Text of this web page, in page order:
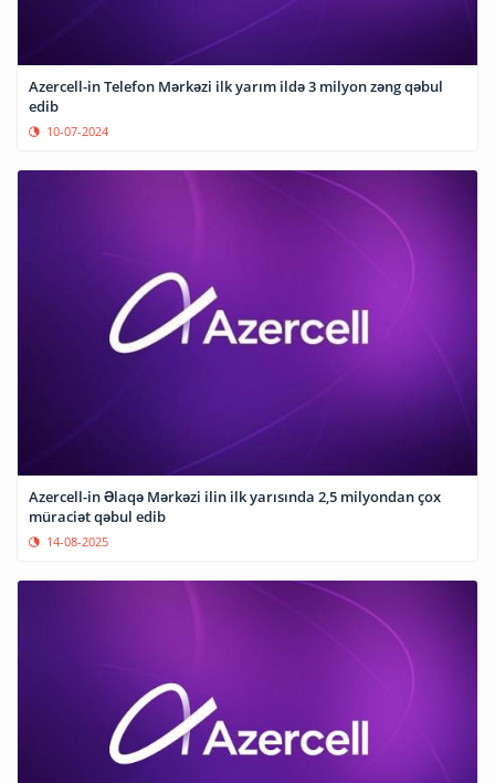
Azercell-in Telefon Mərkəzi ilk yarım ildə 3 milyon zəng qəbul
edib
10-07-2024
Azercell-in Əlaqə Mərkəzi ilin ilk yarısında 2,5 milyondan çox
müraciət qəbul edib
14-08-2025